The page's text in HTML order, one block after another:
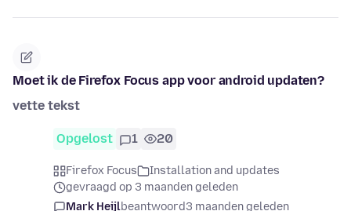
Moet ik de Firefox Focus app voor android updaten?
vette tekst
Opgelost 1 20
Firefox Focus
Installation and updates
gevraagd op 3 maanden geleden
Mark Heijlbeantwoord3 maanden geleden